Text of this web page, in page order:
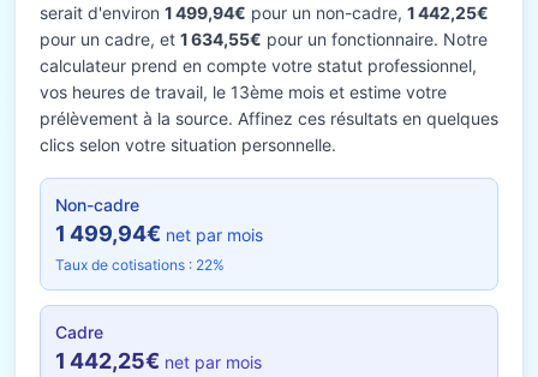
serait d'environ 1 499,94€ pour un non-cadre, 1 442,25€
pour un cadre, et 1 634,55€ pour un fonctionnaire. Notre
calculateur prend en compte votre statut professionnel,
vos heures de travail, le 13ème mois et estime votre
prélèvement à la source. Affinez ces résultats en quelques
clics selon votre situation personnelle.
Non-cadre
1 499,94€ net par mois
Taux de cotisations : 22%
Cadre
1 442,25€ net par mois